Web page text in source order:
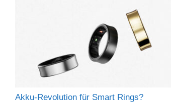
Akku-Revolution für Smart Rings?